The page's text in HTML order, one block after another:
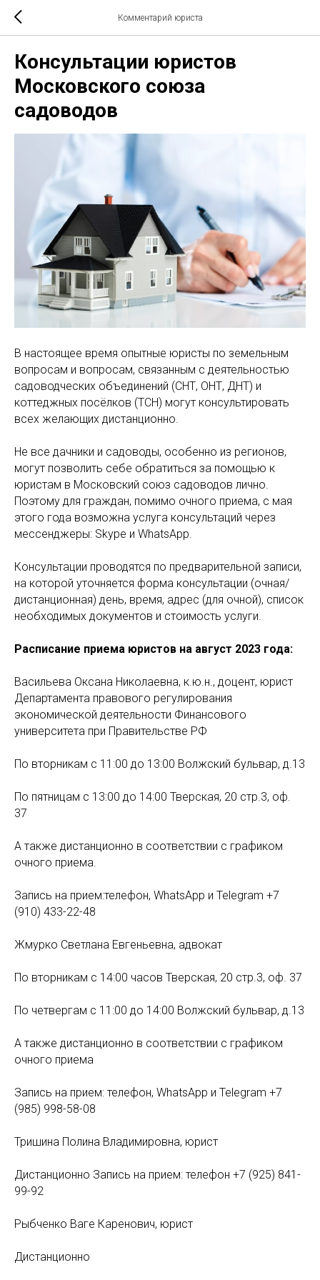
Комментарий юриста
Консультации юристов
Московского союза
садоводов
В настоящее время опытные юристы по земельным
вопросам и вопросам, связанным с деятельностью
садоводческих объединений (СНТ, ОНТ, ДНТ) и
коттеджных посёлков (ТСН) могут консультировать
всех желающих дистанционно.
Не все дачники и садоводы, особенно из регионов,
могут позволить себе обратиться за помощью к
юристам в Московский союз садоводов лично.
Поэтому для граждан, помимо очного приема, с мая
этого года возможна услуга консультаций через
мессенджеры: Skype и WhatsApp.
Консультации проводятся по предварительной записи,
на которой уточняется форма консультации (очная/
дистанционная) день, время, адрес (для очной), список
необходимых документов и стоимость услуги.
Расписание приема юристов на август 2023 года:
Васильева Оксана Николаевна, к.ю.н., доцент, юрист
Департамента правового регулирования
экономической деятельности Финансового
университета при Правительстве РФ
По вторникам с 11:00 до 13:00 Волжский бульвар, д.13
По пятницам с 13:00 до 14:00 Тверская, 20 стр.3, оф.
37
А также дистанционно в соответствии с графиком
очного приема.
Запись на прием:телефон, WhatsApp и Telegram +7
(910) 433-22-48
Жмурко Светлана Евгеньевна, адвокат
По вторникам с 14:00 часов Тверская, 20 стр.3, оф. 37
По четвергам с 11:00 до 14:00 Волжский бульвар, д.13
А также дистанционно в соответствии с графиком
очного приема
Запись на прием: телефон, WhatsApp и Telegram +7
(985) 998-58-08
Тришина Полина Владимировна, юрист
Дистанционно Запись на прием: телефон +7 (925) 841-
99-92
Рыбченко Ваге Каренович, юрист
Дистанционно